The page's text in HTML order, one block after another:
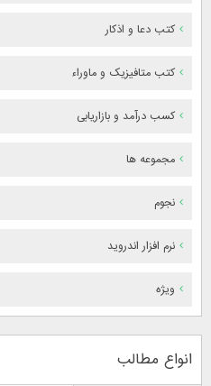
کتب دعا و اذکار
کتب متافیزیک و ماوراء
کسب درآمد و بازاریابی
مجموعه ها
نجوم
نرم افزار اندروید
ویژه
انواع مطالب